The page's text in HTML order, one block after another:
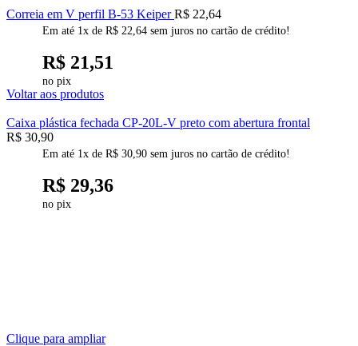
PL
SPZ
POLYFLEX
RPP14M
RPP5M
Correia em V perfil B-53 KeiperR$ 22,64
Em até 1x de R$ 22,64 sem juros no cartão de crédito!
R$ 21,51
no pix
Voltar aos produtos
Caixa plástica fechada CP-20L-V preto com abertura frontal
R$ 30,90
Em até 1x de R$ 30,90 sem juros no cartão de crédito!
R$ 29,36
no pix
Clique para ampliar